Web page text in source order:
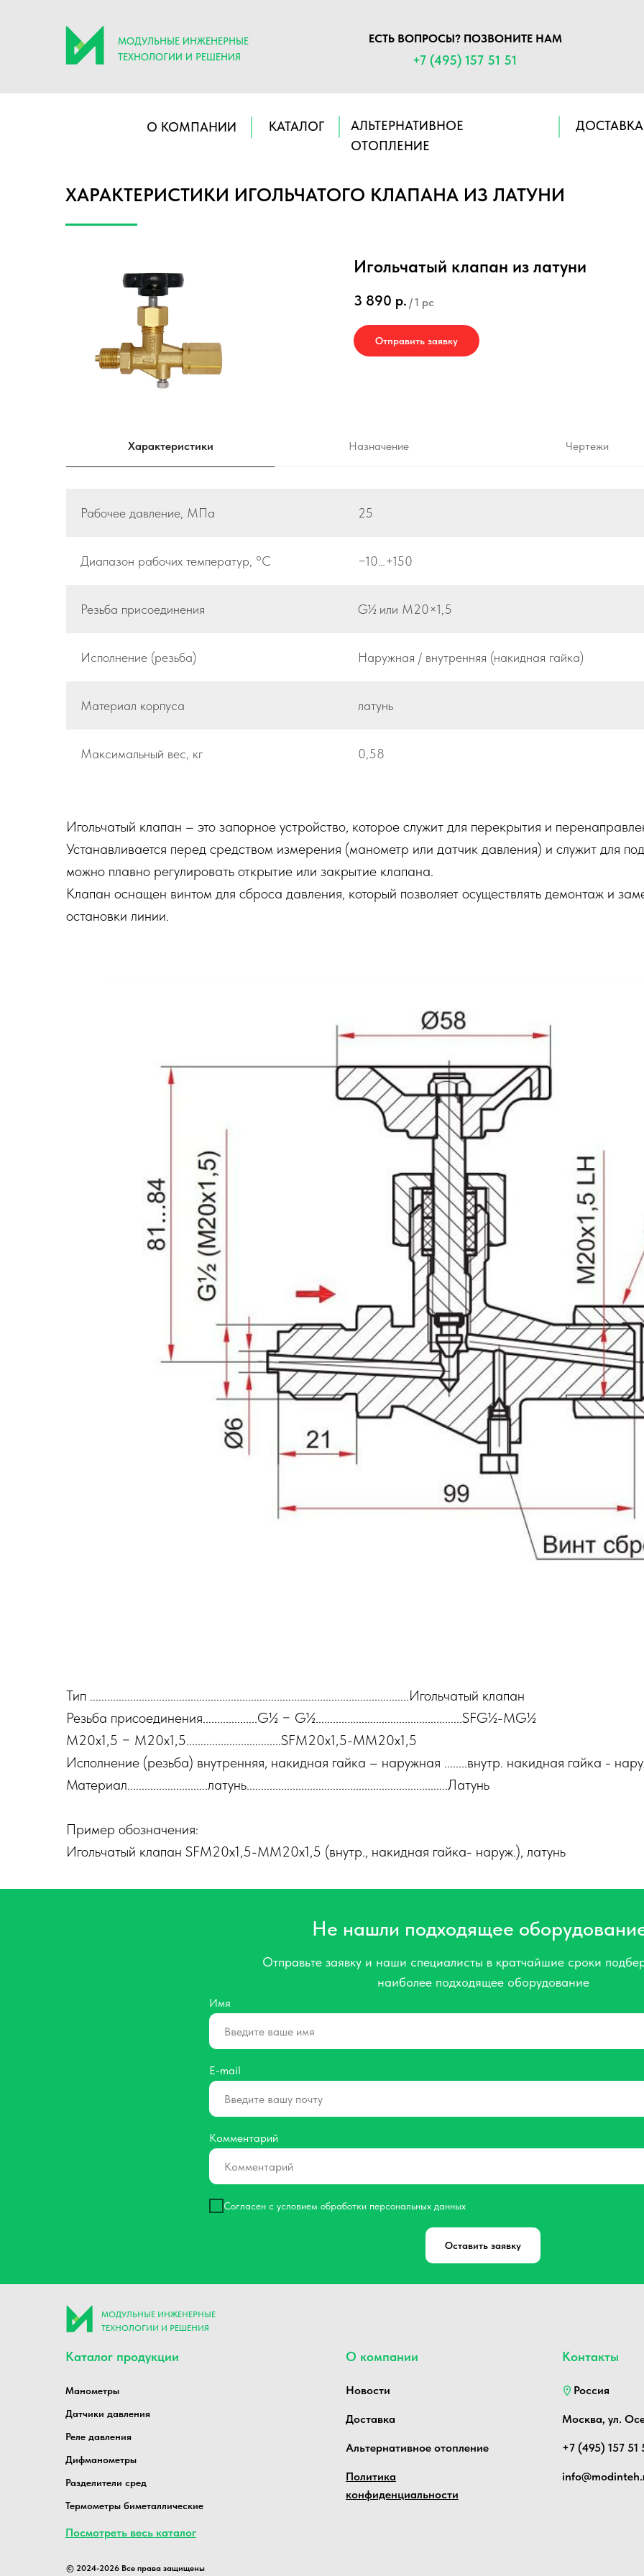
+7 (495) 157 51 51
МОДУЛЬНЫЕ ИНЖЕНЕРНЫЕ
ТЕХНОЛОГИИ И РЕШЕНИЯ
ЕСТЬ ВОПРОСЫ? ПОЗВОНИТЕ НАМ
О КОМПАНИИ КАТАЛОГ
АЛЬТЕРНАТИВНОЕ
ОТОПЛЕНИЕ
ДОСТАВКА
ХАРАКТЕРИСТИКИ ИГОЛЬЧАТОГО КЛАПАНА ИЗ ЛАТУНИ
Игольчатый клапан из латуни
3 890 р. /1 pc
Отправить заявку
Характеристики Назначение Чертежи
Рабочее давление, МПа 25
Диапазон рабочих температур, °С −10…+150
Резьба присоединения G½ или M20×1,5
Исполнение (резьба) Наружная / внутренняя (накидная гайка)
Материал корпуса латунь
Максимальный вес, кг 0,58
Игольчатый клапан – это запорное устройство, которое служит для перекрытия и
Устанавливается перед средством измерения (манометр или датчик давления) и служит для
можно плавно регулировать открытие или закрытие клапана.
Клапан оснащен винтом для сброса давления, который позволяет осуществлять демонтаж и
остановки линии.
Тип ...............................................................................................................Игольчатый клапан
Резьба присоединения...................G½ − G½...................................................SFG½-MG½
M20x1,5 − M20x1,5.................................SFM20x1,5-MM20x1,5
Исполнение (резьба) внутренняя, накидная гайка – наружная ........внутр. накидная гайка -
Материал............................латунь......................................................................Латунь
Пример обозначения:
Игольчатый клапан SFM20x1,5-MM20x1,5 (внутр., накидная гайка- наруж.), латунь
Имя
E-mail
Комментарий
Согласен с условием обработки персональных данных
Оставить заявку
Отправьте заявку и наши специалисты в кратчайшие сроки
наиболее подходящее оборудование
Не нашли подходящее
МОДУЛЬНЫЕ ИНЖЕНЕРНЫЕ
ТЕХНОЛОГИИ И РЕШЕНИЯ
Каталог продукции Контакты
© 2024-2026 Все права защищены
О компании
Новости Россия
+7 (495) 157 51
Москва, ул.
Политика
конфиденциальности
Манометры
Датчики давления
Реле давления
Дифманометры
Разделители сред
Посмотреть весь каталог
Термометры биметаллические
Альтернативное отопление
Доставка